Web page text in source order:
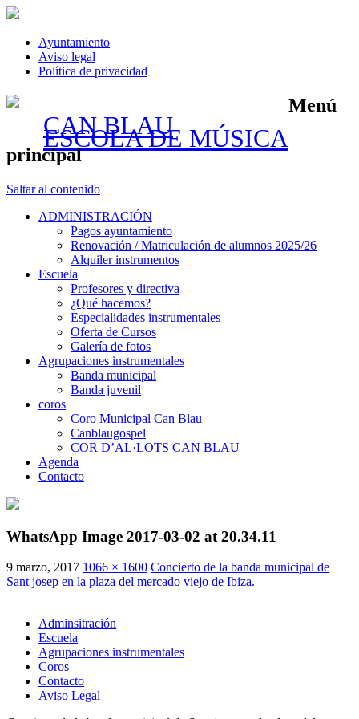
Ayuntamiento
Aviso legal
Política de privacidad
CAN BLAU
ESCOLA DE MÚSICA
Menú
principal
Saltar al contenido
ADMINISTRACIÓN
Pagos ayuntamiento
Renovación / Matriculación de alumnos 2025/26
Alquiler instrumentos
Escuela
Profesores y directiva
¿Qué hacemos?
Especialidades instrumentales
Oferta de Cursos
Galería de fotos
Agrupaciones instrumentales
Banda municipal
Banda juvenil
coros
Coro Municipal Can Blau
Canblaugospel
COR D’AL·LOTS CAN BLAU
Agenda
Contacto
WhatsApp Image 2017-03-02 at 20.34.11
9 marzo, 2017 1066 × 1600 Concierto de la banda municipal de
Sant josep en la plaza del mercado viejo de Ibiza.
Adminsitración
Escuela
Agrupaciones instrumentales
Coros
Contacto
Aviso Legal